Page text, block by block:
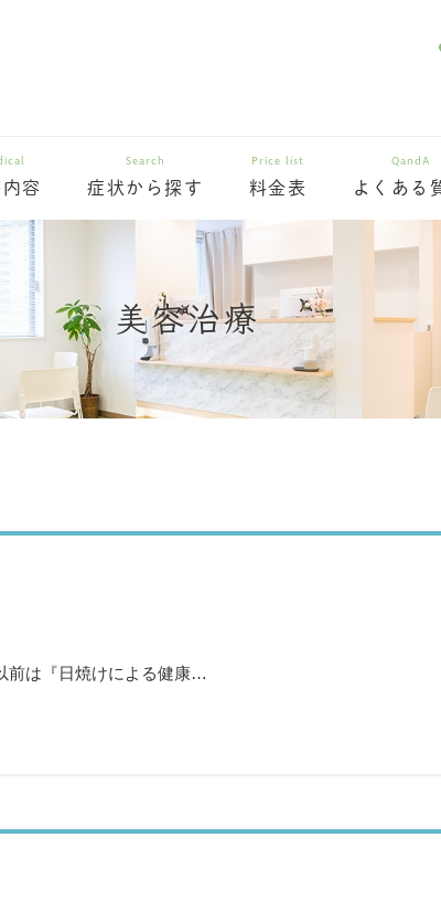
容
Search
症状から探す
Price list
料金表
QandA
よくある
美容治療
前は『日焼けによる健康…